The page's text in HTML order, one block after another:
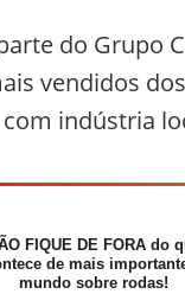
do Grupo
vendidos
indústria
FIQUE DE FORA do
de mais
mundo sobre rodas!